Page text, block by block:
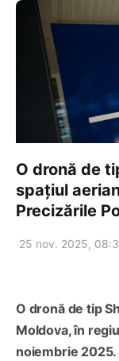
O dronă de
spațiul
Precizările
25 nov. 2025,
O dronă de tip
Moldova, în
noiembrie